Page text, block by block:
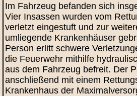
Im Fahrzeug befanden sich
Vier Insassen wurden vom
verletzt eingestuft und zur
umliegende Krankenhäuser
Person erlitt schwere
die Feuerwehr mithilfe
aus dem Fahrzeug befreit. Der
anschließend mit einem
Krankenhaus der